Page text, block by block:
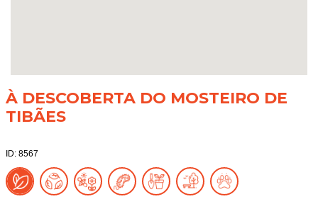
À DESCOBERTA DO MOSTEIRO DE
TIBÃES
ID: 8567